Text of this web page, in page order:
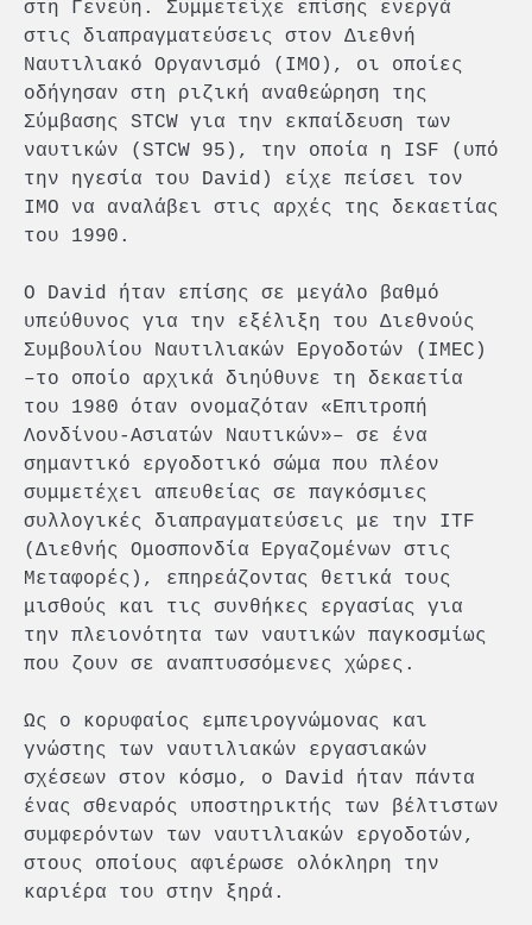
στη Γενεύη. Συμμετείχε επίσης ενεργά
στις διαπραγματεύσεις στον Διεθνή
Ναυτιλιακό Οργανισμό (IMO), οι οποίες
οδήγησαν στη ριζική αναθεώρηση της
Σύμβασης STCW για την εκπαίδευση των
ναυτικών (STCW 95), την οποία η ISF (υπό
την ηγεσία του David) είχε πείσει τον
IMO να αναλάβει στις αρχές της δεκαετίας
του 1990.
Ο David ήταν επίσης σε μεγάλο βαθμό
υπεύθυνος για την εξέλιξη του Διεθνούς
Συμβουλίου Ναυτιλιακών Εργοδοτών (IMEC)
–το οποίο αρχικά διηύθυνε τη δεκαετία
του 1980 όταν ονομαζόταν «Επιτροπή
Λονδίνου-Ασιατών Ναυτικών»– σε ένα
σημαντικό εργοδοτικό σώμα που πλέον
συμμετέχει απευθείας σε παγκόσμιες
συλλογικές διαπραγματεύσεις με την ITF
(Διεθνής Ομοσπονδία Εργαζομένων στις
Μεταφορές), επηρεάζοντας θετικά τους
μισθούς και τις συνθήκες εργασίας για
την πλειονότητα των ναυτικών παγκοσμίως
που ζουν σε αναπτυσσόμενες χώρες.
Ως ο κορυφαίος εμπειρογνώμονας και
γνώστης των ναυτιλιακών εργασιακών
σχέσεων στον κόσμο, ο David ήταν πάντα
ένας σθεναρός υποστηρικτής των βέλτιστων
συμφερόντων των ναυτιλιακών εργοδοτών,
στους οποίους αφιέρωσε ολόκληρη την
καριέρα του στην ξηρά.